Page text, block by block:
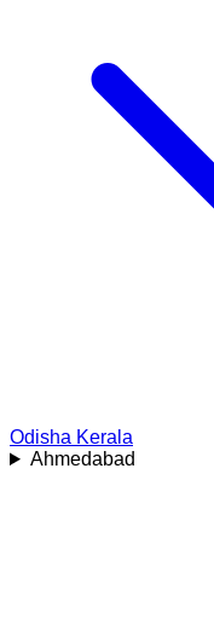
Odisha Kerala
Ahmedabad